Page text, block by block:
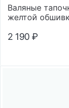
Валяные
желтой
2 190 ₽